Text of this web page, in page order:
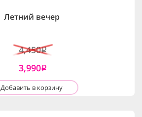
Летний вечер
4,450i
3,990i
Добавить в корзину